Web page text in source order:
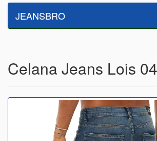
JEANSBRO
Celana Jeans Lois 04